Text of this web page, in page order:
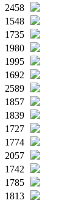
2458
1548
1735
1980
1995
1692
2589
1857
1839
1727
1774
2057
1742
1785
1813